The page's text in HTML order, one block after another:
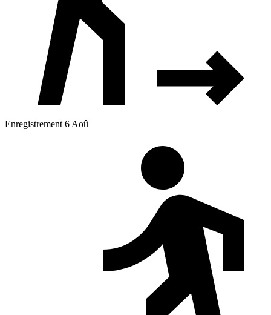
Enregistrement 6 Aoû